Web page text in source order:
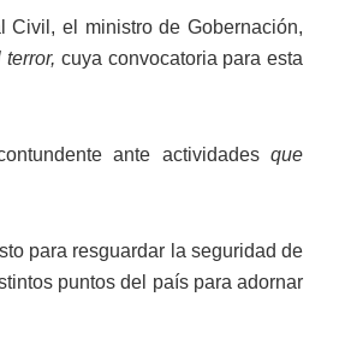
el ministro de Gobernación,
cuya convocatoria para esta
ante actividadesque
para resguardar la seguridad de
puntos del país para adornar